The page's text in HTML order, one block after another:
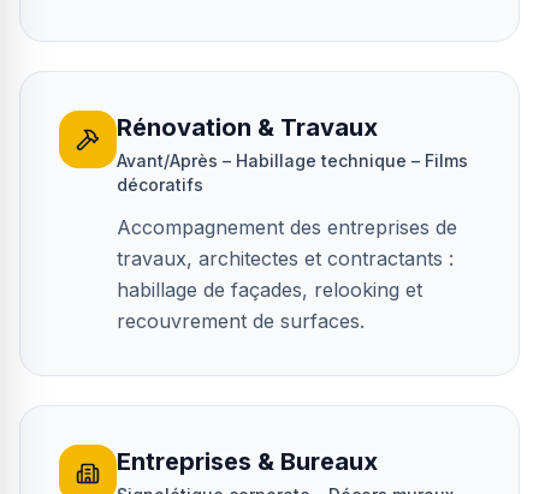
Rénovation & Travaux
Avant/Après – Habillage technique – Films
décoratifs
Accompagnement des entreprises de
travaux, architectes et contractants :
habillage de façades, relooking et
recouvrement de surfaces.
Entreprises & Bureaux